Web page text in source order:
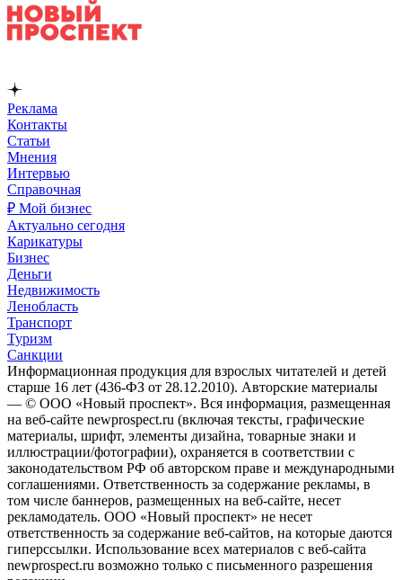
Реклама
Контакты
Статьи
Мнения
Интервью
Справочная
₽ Мой бизнес
Актуально сегодня
Карикатуры
Бизнес
Деньги
Недвижимость
Ленобласть
Транспорт
Туризм
Санкции
Информационная продукция для взрослых читателей и детей
старше 16 лет (436-ФЗ от 28.12.2010). Авторские материалы
— © ООО «Новый проспект». Вся информация, размещенная
на веб-сайте newprospect.ru (включая тексты, графические
материалы, шрифт, элементы дизайна, товарные знаки и
иллюстрации/фотографии), охраняется в соответствии с
законодательством РФ об авторском праве и международными
соглашениями. Ответственность за содержание рекламы, в
том числе баннеров, размещенных на веб-сайте, несет
рекламодатель. ООО «Новый проспект» не несет
ответственность за содержание веб-сайтов, на которые даются
гиперссылки. Использование всех материалов с веб-сайта
newprospect.ru возможно только с письменного разрешения